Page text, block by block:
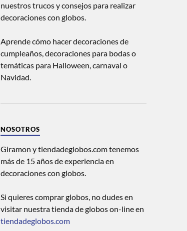
nuestros trucos y consejos para realizar
decoraciones con globos.
Aprende cómo hacer decoraciones de
cumpleaños, decoraciones para bodas o
temáticas para Halloween, carnaval o
Navidad.
NOSOTROS
Giramon y tiendadeglobos.com tenemos
más de 15 años de experiencia en
decoraciones con globos.
Si quieres comprar globos, no dudes en
visitar nuestra tienda de globos on-line en
tiendadeglobos.com